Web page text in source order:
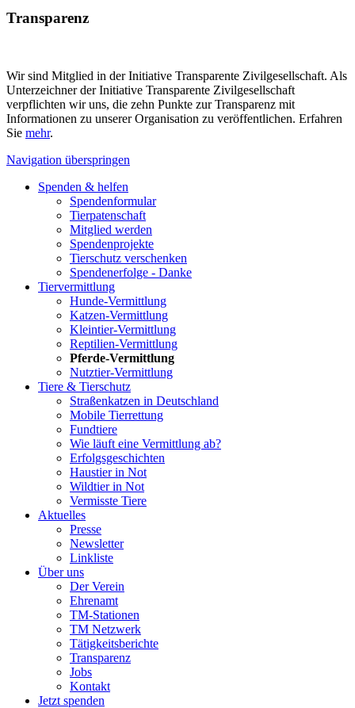
Transparenz
Wir sind Mitglied in der Initiative Transparente Zivilgesellschaft. Als
Unterzeichner der Initiative Transparente Zivilgesellschaft
verpflichten wir uns, die zehn Punkte zur Transparenz mit
Informationen zu unserer Organisation zu veröffentlichen. Erfahren
Sie mehr.
Navigation überspringen
Spenden & helfen
Spendenformular
Tierpatenschaft
Mitglied werden
Spendenprojekte
Tierschutz verschenken
Spendenerfolge - Danke
Tiervermittlung
Hunde-Vermittlung
Katzen-Vermittlung
Kleintier-Vermittlung
Reptilien-Vermittlung
Pferde-Vermittlung
Nutztier-Vermittlung
Tiere & Tierschutz
Straßenkatzen in Deutschland
Mobile Tierrettung
Fundtiere
Wie läuft eine Vermittlung ab?
Erfolgsgeschichten
Haustier in Not
Wildtier in Not
Vermisste Tiere
Aktuelles
Presse
Newsletter
Linkliste
Über uns
Der Verein
Ehrenamt
TM-Stationen
TM Netzwerk
Tätigkeitsberichte
Transparenz
Jobs
Kontakt
Jetzt spenden